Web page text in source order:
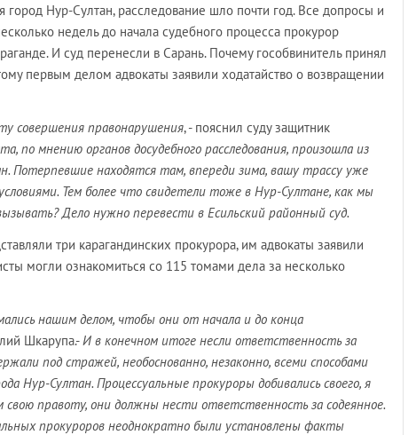
город Нур-Султан, расследование шло почти год. Все допросы и
недель до начала судебного процесса прокурор
И суд перенесли в Сарань. Почему гособвинитель принял
первым делом адвокаты заявили ходатайство о возвращении
совершения правонарушения, - пояснил суду защитник
по мнению органов досудебного расследования, произошла из
Потерпевшие находятся там, впереди зима, вашу трассу уже
Тем более что свидетели тоже в Нур-Султане, как мы
Дело нужно перевести в Есильский районный суд.
три карагандинских прокурора, им адвокаты заявили
могли ознакомиться со 115 томами дела за несколько
нашим делом, чтобы они от начала и до конца
Шкарупа.-И в конечном итоге несли ответственность за
под стражей, необоснованно, незаконно, всеми способами
Нур-Султан. Процессуальные прокуроры добивались своего, я
правоту, они должны нести ответственность за содеянное.
прокуроров неоднократно были установлены факты